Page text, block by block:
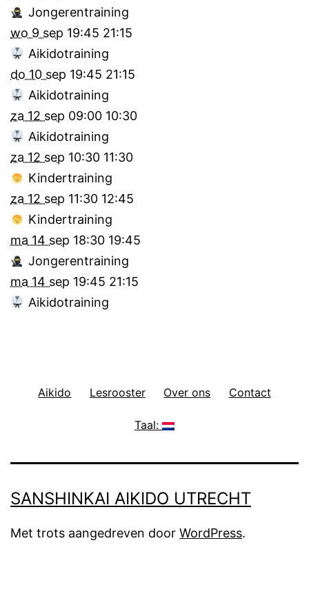
Jongerentraining
wo 9 sep 19:45 21:15
Aikidotraining
do 10 sep 19:45 21:15
Aikidotraining
za 12 sep 09:00 10:30
Aikidotraining
za 12 sep 10:30 11:30
Kindertraining
za 12 sep 11:30 12:45
Kindertraining
ma 14 sep 18:30 19:45
Jongerentraining
ma 14 sep 19:45 21:15
Aikidotraining
Aikido Lesrooster Over ons Contact
Taal:
SANSHINKAI AIKIDO UTRECHT
Met trots aangedreven door WordPress.